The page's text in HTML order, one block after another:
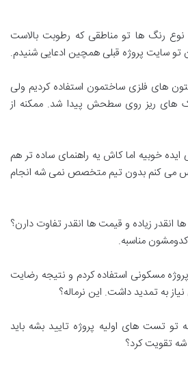
نوع رنگ ها تو مناطقی که رطوبت بالاست
سایت پروژه قبلی همچین ادعایی شنیدم.
های فلزی ساختمون استفاده کردیم ولی
های ریز روی سطحش پیدا شد. ممکنه از
ایده خوبیه اما کاش یه راهنمای ساده تر هم
می کنم بدون تیم متخصص نمی شه انجام
انقدر زیاده و قیمت ها انقدر تفاوت دارن؟
مناسبه.
مسکونی استفاده کردم و نتیجه رضایت
به تمدید داشت. این نرماله؟
تو تست های اولیه پروژه تایید بشه باید
تقویت کرد؟